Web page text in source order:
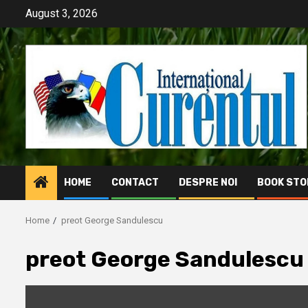
content
August 3, 2026
HOME CONTACT DESPRE NOI BOOK
Home preot George Sandulescu
preot George Sandulescu